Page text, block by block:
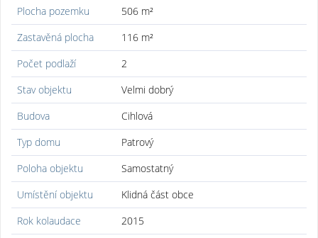
Plocha pozemku
506 m²
Zastavěná plocha
116 m²
Počet podlaží
2
Stav objektu
Velmi dobrý
Budova
Cihlová
Typ domu
Patrový
Poloha objektu
Samostatný
Umístění objektu
Klidná část obce
Rok kolaudace
2015